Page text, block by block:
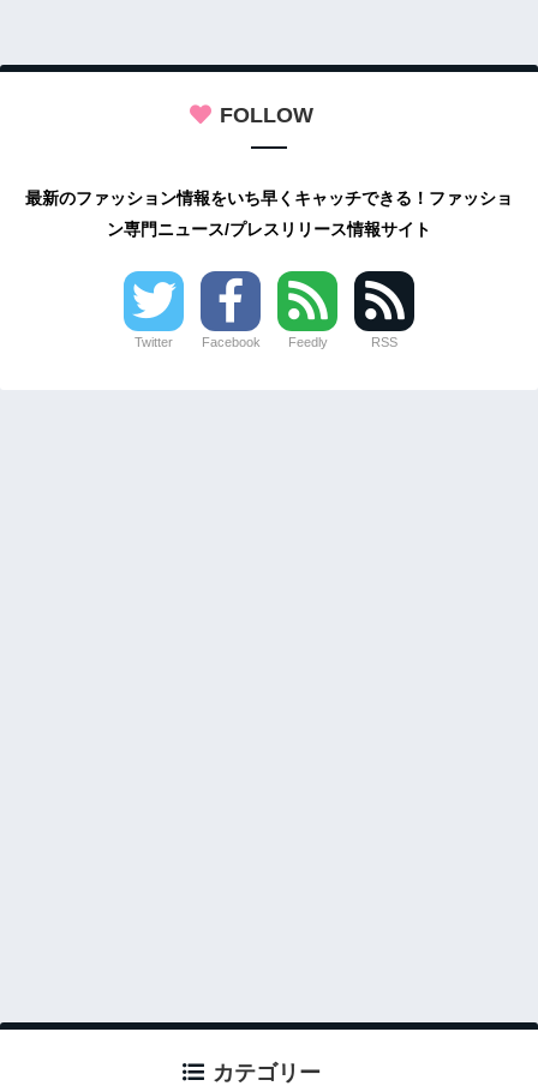
FOLLOW
最新のファッション情報をいち早くキャッチできる！ファッショ
ン専門ニュース/プレスリリース情報サイト
Twitter Facebook Feedly RSS
カテゴリー